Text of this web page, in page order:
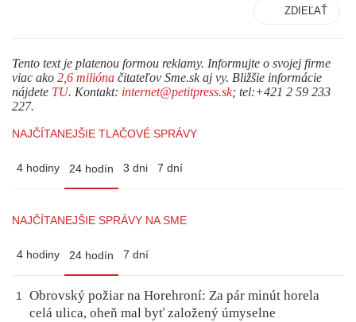
ZDIEĽAŤ
Tento text je platenou formou reklamy. Informujte o svojej firme
viac ako 2,6 milióna čitateľov Sme.sk aj vy. Bližšie informácie
nájdete TU. Kontakt: internet@petitpress.sk; tel:+421 2 59 233
227.
NAJČÍTANEJŠIE TLAČOVÉ SPRÁVY
4 hodiny 24 hodín 3 dni 7 dní
NAJČÍTANEJŠIE SPRÁVY NA SME
4 hodiny 24 hodín 7 dní
1
Obrovský požiar na Horehroní: Za pár minút horela
celá ulica, oheň mal byť založený úmyselne